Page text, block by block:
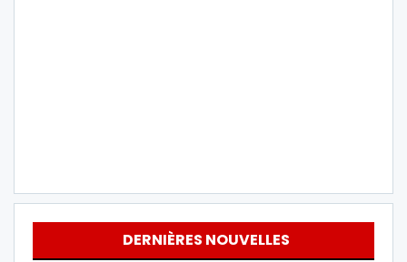
DERNIÈRES NOUVELLES